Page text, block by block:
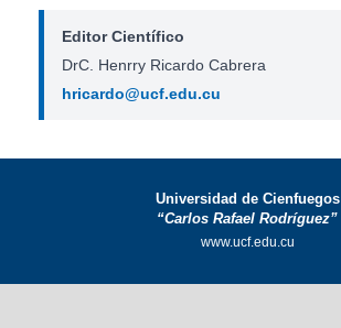
Editor Científico
DrC. Henrry Ricardo Cabrera
hricardo@ucf.edu.cu
Universidad de Cienfuegos
“Carlos Rafael Rodríguez”
www.ucf.edu.cu